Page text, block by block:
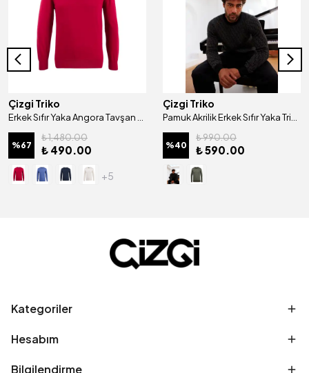
Çizgi Triko
Erkek Sıfır Yaka Angora Tavşan Yünlü Kazak Regular Kalıp - 4462C
%67
₺ 1,480.00
₺ 490.00
+5
Çizgi Triko
Pamuk Akrilik Erkek Sıfır Yaka Triko Kazak Desenli Kol ve Bel Lastikli Regular Kalıp - 5023C
%40
₺ 990.00
₺ 590.00
Kategoriler
Hesabım
Bilgilendirme